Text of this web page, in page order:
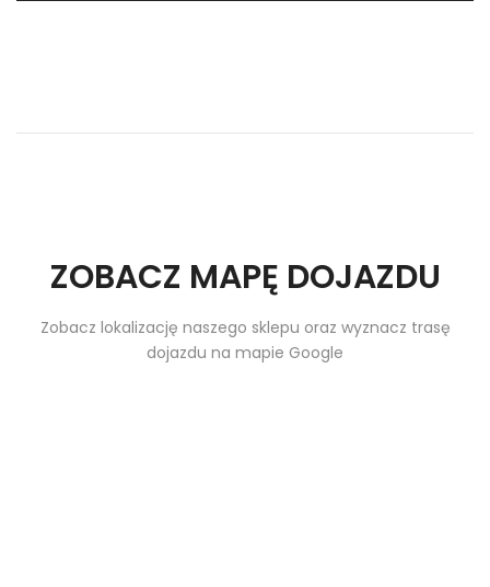
ZOBACZ MAPĘ DOJAZDU
Zobacz lokalizację naszego sklepu oraz wyznacz trasę
dojazdu na mapie Google